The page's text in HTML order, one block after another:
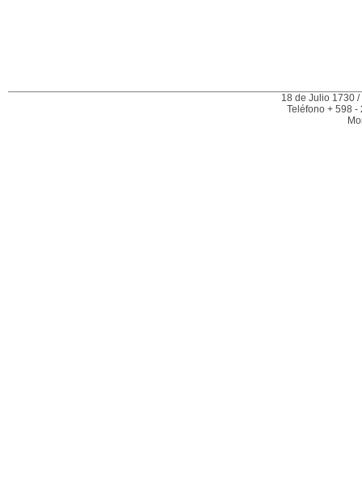
18 de Julio 1730
Teléfono + 598 -